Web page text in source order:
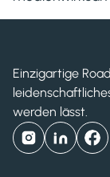
Einzigartige
werden lässt.